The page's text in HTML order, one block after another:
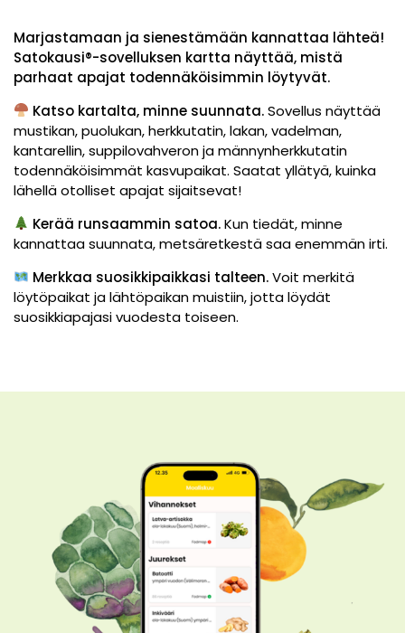
Marjastamaan ja sienestämään kannattaa lähteä!
Satokausi®-sovelluksen kartta näyttää, mistä
parhaat apajat todennäköisimmin löytyvät.
Katso kartalta, minne suunnata.Sovellus näyttää
mustikan, puolukan, herkkutatin, lakan, vadelman,
kantarellin, suppilovahveron ja männynherkkutatin
todennäköisimmät kasvupaikat. Saatat yllätyä, kuinka
lähellä otolliset apajat sijaitsevat!
Kerää runsaammin satoa.Kun tiedät, minne
kannattaa suunnata, metsäretkestä saa enemmän irti.
Merkkaa suosikkipaikkasi talteen.Voit merkitä
löytöpaikat ja lähtöpaikan muistiin, jotta löydät
suosikkiapajasi vuodesta toiseen.